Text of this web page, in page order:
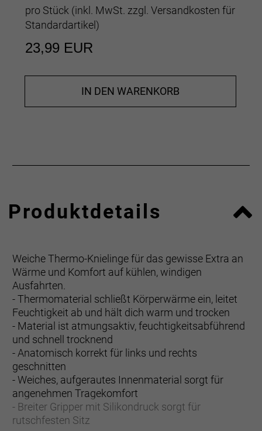
pro Stück (inkl. MwSt. zzgl. Versandkosten für
Standardartikel)
23,99 EUR
IN DEN WARENKORB
Produktdetails
Weiche Thermo-Knielinge für das gewisse Extra an
Wärme und Komfort auf kühlen, windigen
Ausfahrten.
- Thermomaterial schließt Körperwärme ein, leitet
Feuchtigkeit ab und hält dich warm und trocken
- Material ist atmungsaktiv, feuchtigkeitsabführend
und schnell trocknend
- Anatomisch korrekt für links und rechts
geschnitten
- Weiches, aufgerautes Innenmaterial sorgt für
angenehmen Tragekomfort
- Breiter Gripper mit Silikondruck sorgt für
rutschfesten Sitz